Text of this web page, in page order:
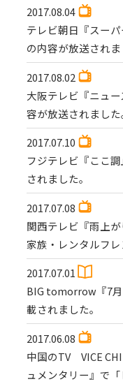
2017.08.04
テレビ朝日『スー
の内容が放送されま
2017.08.02
大阪テレビ『ニュ
容が放送されました
2017.07.10
フジテレビ『ここ
されました。
2017.07.08
関西テレビ『雨上
家族・レンタルフ
2017.07.01
BIG tomorrow『7
載されました。
2017.06.08
中国のTV VICE
ュメンタリー』で